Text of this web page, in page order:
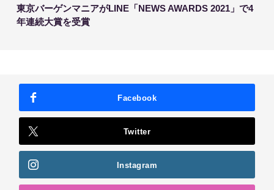
東京バーゲンマニアがLINE「NEWS AWARDS 2021」で4
年連続大賞を受賞
Facebook
Twitter
Instagram